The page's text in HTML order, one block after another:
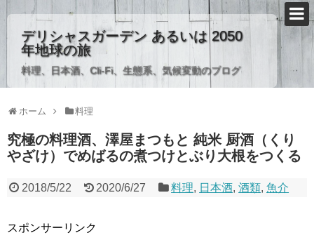
デリシャスガーデン あるいは 2050
年地球の旅
料理、日本酒、Cli-Fi、生態系、気候変動のブログ
ホーム 料理
究極の料理酒、澤屋まつもと 純米 厨酒（くり
やざけ）でめばるの煮つけとぶり大根をつくる
2018/5/22 2020/6/27 料理, 日本酒,酒類,魚介
スポンサーリンク